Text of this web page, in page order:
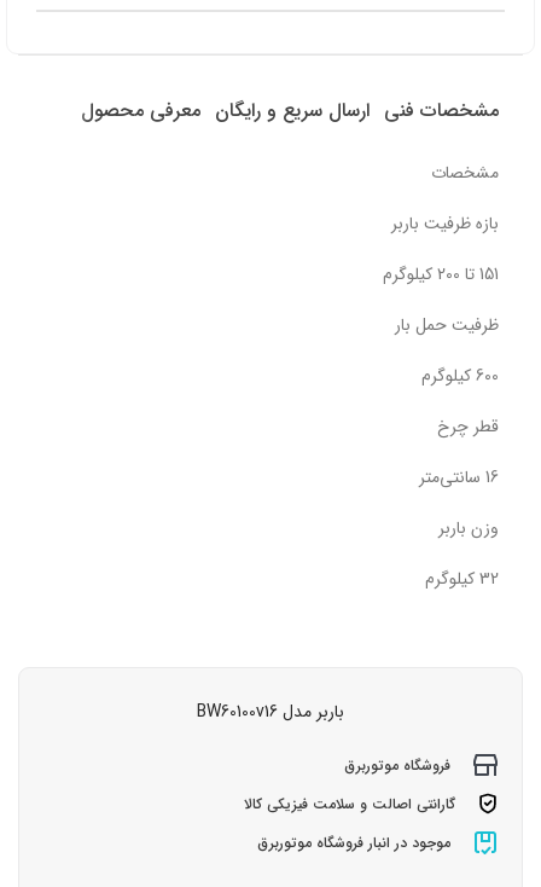
مشخصات فنی ارسال سریع و رایگان معرفی محصول
مشخصات
بازه ظرفیت باربر
151 تا 200 کیلوگرم
ظرفیت حمل بار
600 کیلوگرم
قطر چرخ
16 سانتی‌متر
وزن باربر
32 کیلوگرم
باربر مدل BW60100v16
فروشگاه موتوربرق
گارانتی اصالت و سلامت فیزیکی کالا
موجود در انبار فروشگاه موتوربرق